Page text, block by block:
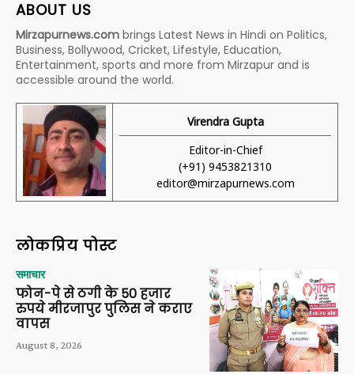
ABOUT US
Mirzapurnews.com brings Latest News in Hindi on Politics,
Business, Bollywood, Cricket, Lifestyle, Education,
Entertainment, sports and more from Mirzapur and is
accessible around the world.
Virendra Gupta
Editor-in-Chief
(+91) 9453821310
editor@mirzapurnews.com
लोकप्रिय पोस्ट
समाचार
फोन-पे से ठगी के 50 हजार
रुपये मीरजापुर पुलिस ने कराए
वापस
August 8, 2026